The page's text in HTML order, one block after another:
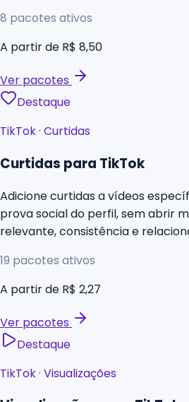
8 pacotes ativos
A partir de R$ 8,50
Ver pacotes
Destaque
TikTok· Curtidas
Curtidas para TikTok
Adicione curtidas a vídeos
prova social do perfil, sem abrir
relevante, consistência e
19 pacotes ativos
A partir de R$ 2,27
Ver pacotes
Destaque
TikTok· Visualizações